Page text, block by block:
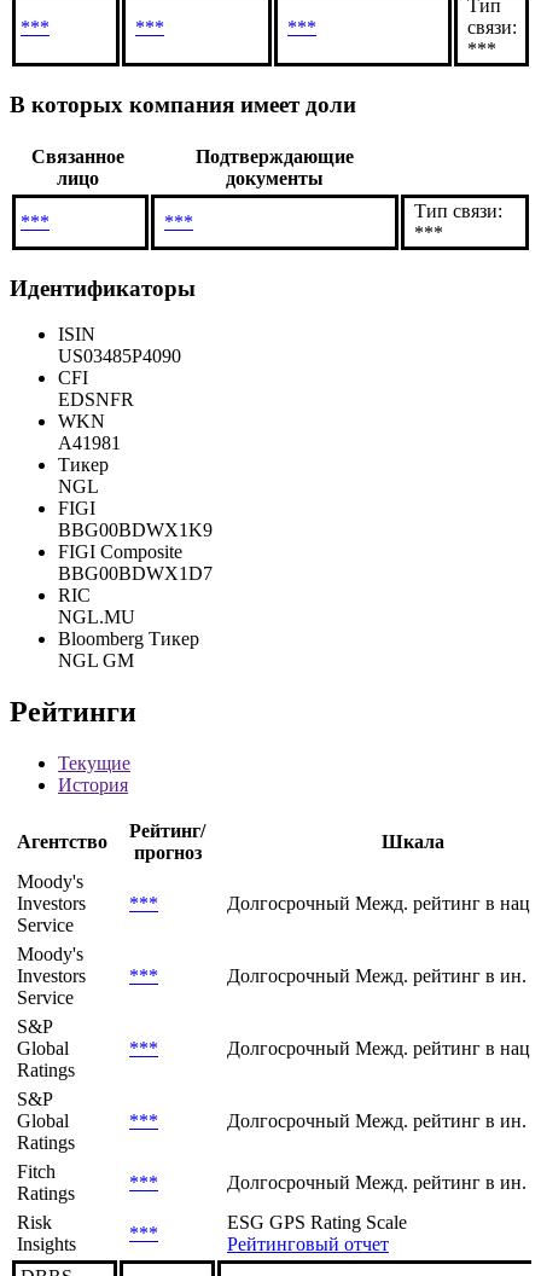
*** *** ***
Тип
связи:
***
В которых компания имеет доли
Связанное
лицо
Подтверждающие
документы
*** ***
Тип связи:
***
Идентификаторы
ISIN
US03485P4090
CFI
EDSNFR
WKN
A41981
Тикер
NGL
FIGI
BBG00BDWX1K9
FIGI Composite
BBG00BDWX1D7
RIC
NGL.MU
Bloomberg Тикер
NGL GM
Рейтинги
Текущие
История
Агентство
Рейтинг/
прогноз
Шкала
Moody's
Investors
Service
*** Долгосрочный Межд. рейтинг в нац.
Moody's
Investors
Service
*** Долгосрочный Межд. рейтинг в ин.
S&P
Global
Ratings
*** Долгосрочный Межд. рейтинг в нац.
S&P
Global
Ratings
*** Долгосрочный Межд. рейтинг в ин.
Fitch
Ratings
***
Долгосрочный Межд. рейтинг в ин.
Risk
Insights
***
ESG GPS Rating Scale
Рейтинговый отчет